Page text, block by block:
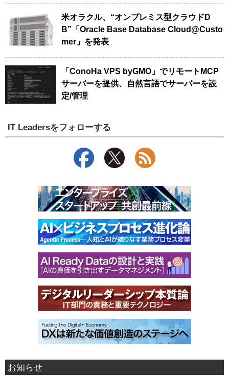
米オラクル、“オンプレミス型クラウドD
B”「Oracle Base Database Cloud@Custo
mer」を発表
「ConoHa VPS byGMO」でリモートMCP
サーバーを提供、自然言語でサーバーを設
定/管理
IT Leadersをフォローする
お知らせ